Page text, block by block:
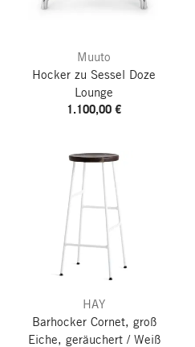
Muuto
Hocker zu Sessel Doze
Lounge
1.100,00 €
HAY
Barhocker Cornet, groß
Eiche, geräuchert / Weiß